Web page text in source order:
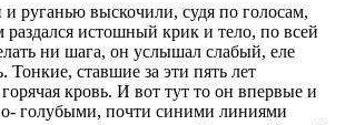
руганью выскочили, судя по голосам,
истошный крик и тело, по всей
ни шага, он услышал слабый, еле
ставшие за эти пять лет
кровь. И вот тут то он впервые и
голубыми, почти синими линиями